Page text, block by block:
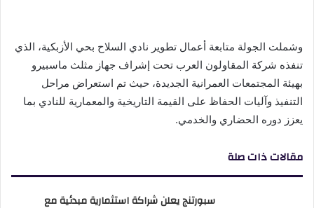
وشملت الجولة متابعة أعمال تطوير نادي السلاح بحي الأزبكية، الذي
تنفذه شركة المقاولون العرب تحت إشراف جهاز مثلث ماسبيرو
بهيئة المجتمعات العمرانية الجديدة، حيث تم استعراض مراحل
التنفيذ وآليات الحفاظ على القيمة التاريخية والمعمارية للنادي بما
يعزز دوره الحضاري والخدمي.
مقالات ذات صلة
سبورتنج يعلن شراكة استثمارية مبدئية مع